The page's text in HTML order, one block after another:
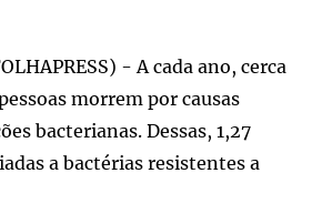
- A cada ano, cerca
morrem por causas
bacterianas. Dessas, 1,27
a bactérias resistentes a